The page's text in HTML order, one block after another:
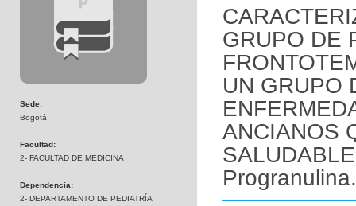
Sede:
Bogotá
Facultad:
2- FACULTAD DE MEDICINA
Dependencia:
2- DEPARTAMENTO DE PEDIATRÍA
GRUPO DE
UN GRUPO
ANCIANOS
Progranulina.